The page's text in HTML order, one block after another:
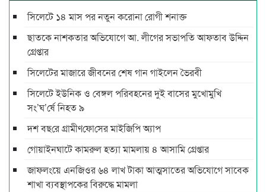
সিলেটে ১৪ মাস পর নতুন করোনা রোগী শনাক্ত
ছাতকে নাশকতার অভিযোগে আ. লীগের সভাপ‌তি আফতাব উদ্দিন
গ্রেপ্তার
সিলেটের মাজারে জীবনের শেষ গান গাইলেন ভৈরবী
সিলেটে ইউনিক ও বেঙ্গল পরিবহনের দুই বাসের মুখোমুখি
সং’ঘ’র্ষে নিহত ৯
দশ বছ‌রে গ্রামীণ‌ফো‌সের মাইজিপি অ্যাপ
গোয়াইনঘাটে কামরুল হত্যা মামলায় ৪ আসামি গ্রেপ্তার
জাফলংয়ে এনজিওর ৬৪ লাখ টাকা আত্মসাতের অভিযোগে সাবেক
শাখা ব্যবস্থাপকের বিরুদ্ধে মামলা